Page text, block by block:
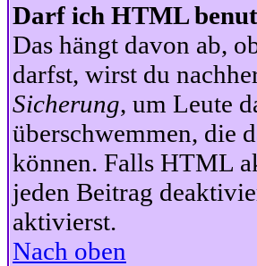
Darf ich HTML
Das hängt davon ab,
darfst, wirst du
Sicherung, um Leute
überschwemmen, die
können. Falls HTML
jeden Beitrag
aktivierst.
Nach oben